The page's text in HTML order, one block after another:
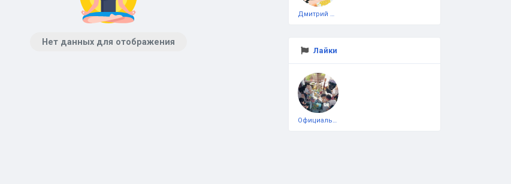
Дмитрий Чеботарёв
Лайки
Официальная тестовая страница
Нет данных для отображения